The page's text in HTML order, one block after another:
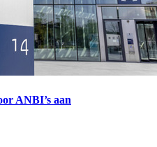
ANBI’s aan